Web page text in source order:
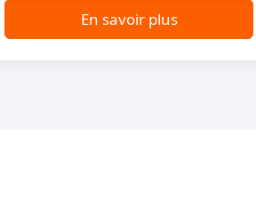
En savoir plus